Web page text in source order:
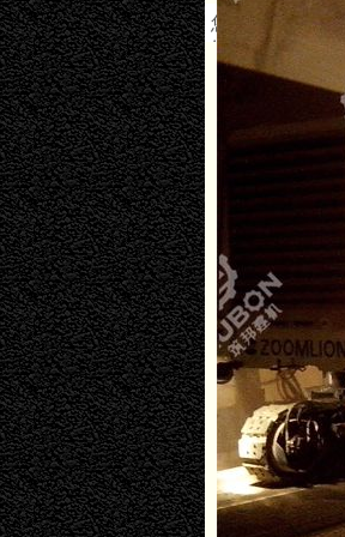
您现在的位置：
铣刨